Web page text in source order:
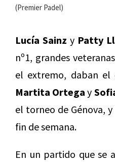
(Premier Padel)
Lucía Sainz y Patty
nº1, grandes
el extremo, daban
Martita Ortega y
el torneo de Génova,
fin de semana.
En un partido que se